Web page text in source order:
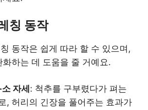
칭 동작
동작은 쉽게 따라 할 수 있으며,
하는 데 도움을 줄 거예요.
자세 : 척추를 구부렸다가 펴는
, 허리의 긴장을 풀어주는 효과가